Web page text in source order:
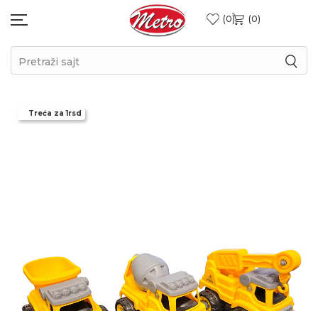
0 0
Pretraži sajt
Treća za 1rsd